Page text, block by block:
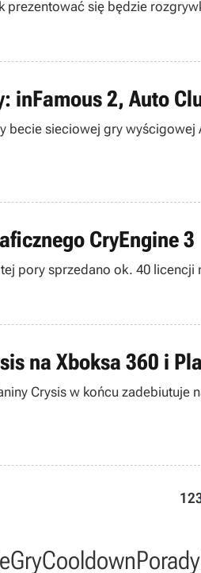
się będzie
inFamous 2, Auto
sieciowej gry
CryEngine 3
pory sprzedano ok. 40
na Xboksa 360 i
Crysis w końcu
12
GryCooldownPorady